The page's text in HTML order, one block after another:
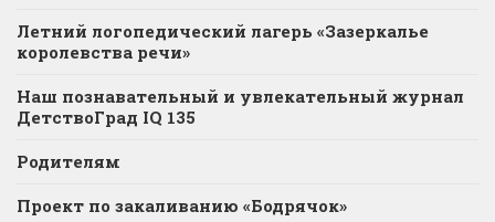
Летний логопедический лагерь «Зазеркалье
королевства речи»
Наш познавательный и увлекательный журнал
ДетствоГрад IQ 135
Родителям
Проект по закаливанию «Бодрячок»